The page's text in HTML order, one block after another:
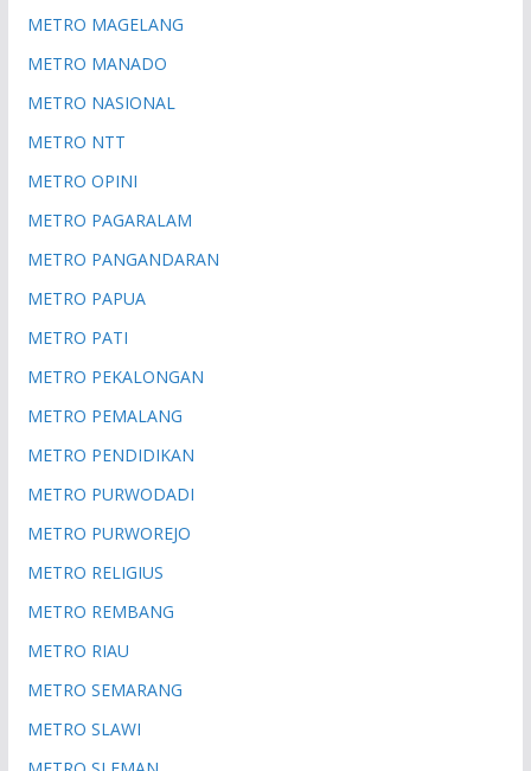
METRO MAGELANG
METRO MANADO
METRO NASIONAL
METRO NTT
METRO OPINI
METRO PAGARALAM
METRO PANGANDARAN
METRO PAPUA
METRO PATI
METRO PEKALONGAN
METRO PEMALANG
METRO PENDIDIKAN
METRO PURWODADI
METRO PURWOREJO
METRO RELIGIUS
METRO REMBANG
METRO RIAU
METRO SEMARANG
METRO SLAWI